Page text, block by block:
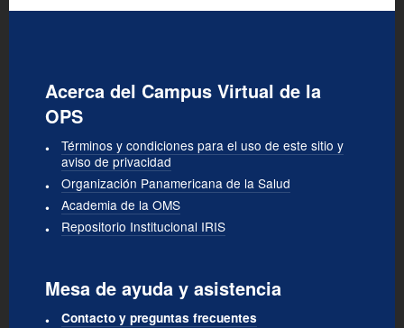
Acerca del Campus Virtual de la
OPS
Términos y condiciones para el uso de este sitio y
aviso de privacidad
Organización Panamericana de la Salud
Academia de la OMS
Repositorio Institucional IRIS
Mesa de ayuda y asistencia
Contacto y preguntas frecuentes